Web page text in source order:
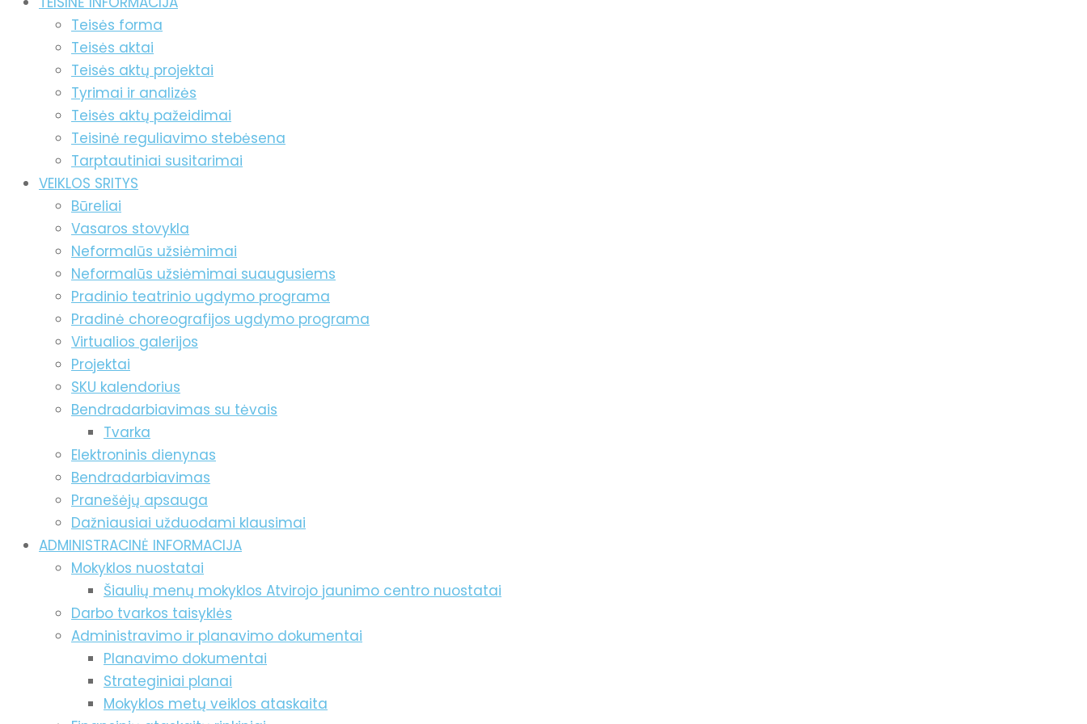
Teisės forma
Teisės aktai
Teisės aktų projektai
Tyrimai ir analizės
Teisės aktų pažeidimai
Teisinė reguliavimo stebėsena
Tarptautiniai susitarimai
VEIKLOS SRITYS
Būreliai
Vasaros stovykla
Neformalūs užsiėmimai
Neformalūs užsiėmimai suaugusiems
Pradinio teatrinio ugdymo programa
Pradinė choreografijos ugdymo programa
Virtualios galerijos
Projektai
SKU kalendorius
Bendradarbiavimas su tėvais
Tvarka
Elektroninis dienynas
Bendradarbiavimas
Pranešėjų apsauga
Dažniausiai užduodami klausimai
ADMINISTRACINĖ INFORMACIJA
Mokyklos nuostatai
Šiaulių menų mokyklos Atvirojo jaunimo centro nuostatai
Darbo tvarkos taisyklės
Administravimo ir planavimo dokumentai
Planavimo dokumentai
Strateginiai planai
Mokyklos metų veiklos ataskaita